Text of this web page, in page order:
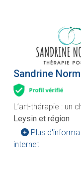
Sandrine
L’art-thérapie : un
Leysin et région
Plus
internet